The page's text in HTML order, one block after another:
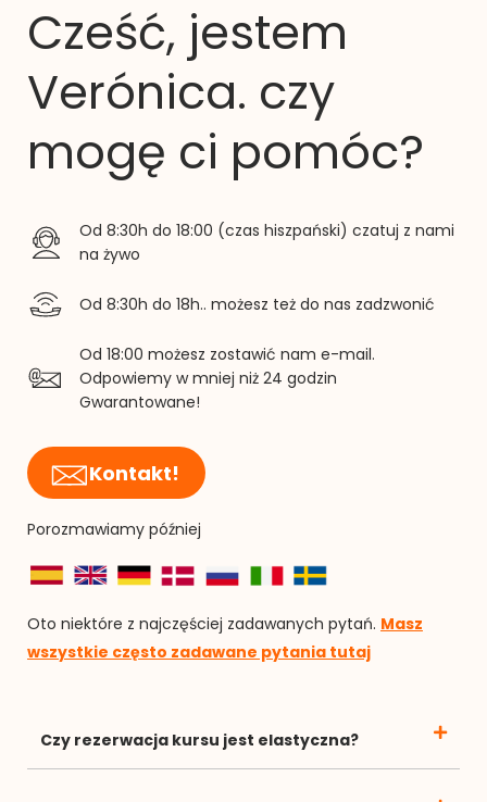
Cześć, jestem
Verónica. czy
mogę ci pomóc?
Od 8:30h do 18:00 (czas hiszpański) czatuj z nami
na żywo
Od 8:30h do 18h.. możesz też do nas zadzwonić
Od 18:00 możesz zostawić nam e-mail.
Odpowiemy w mniej niż 24 godzin
Gwarantowane!
Kontakt!
Porozmawiamy później
Oto niektóre z najczęściej zadawanych pytań. Masz
wszystkie często zadawane pytania tutaj
Czy rezerwacja kursu jest elastyczna?